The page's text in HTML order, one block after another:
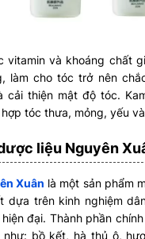
vitamin và khoáng chất
làm cho tóc trở nên
cải thiện mật độ tóc.
tóc thưa, mỏng, yếu
liệu Nguyên
Xuân là một sản phẩm
dựa trên kinh nghiệm
đại. Thành phần
bồ kết, hà thủ ô,